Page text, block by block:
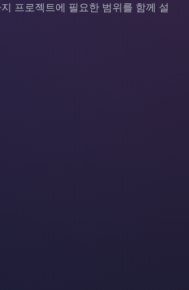
프로젝트에 필요한 범위를 함께 설